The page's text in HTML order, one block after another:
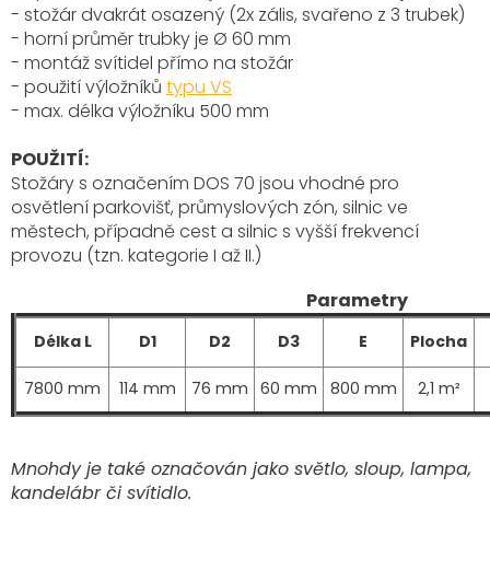
- stožár dvakrát osazený (2x zális, svařeno z 3 trubek)
- horní průměr trubky je Ø 60 mm
- montáž svítidel přímo na stožár
- použití výložníků typu VS
- max. délka výložníku 500 mm
POUŽITÍ:
Stožáry s označením DOS 70 jsou vhodné pro
osvětlení parkovišť, průmyslových zón, silnic ve
městech, případně cest a silnic s vyšší frekvencí
provozu (tzn. kategorie I až II.)
Parametry
Délka L D1 D2 D3 E Plocha
7800 mm 114 mm 76 mm 60 mm 800 mm 2,1 m²
Mnohdy je také označován jako světlo, sloup, lampa,
kandelábr či svítidlo.